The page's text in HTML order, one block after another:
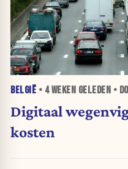
BELGIË • 4 WEKEN GELEDEN •
Digitaal
kosten